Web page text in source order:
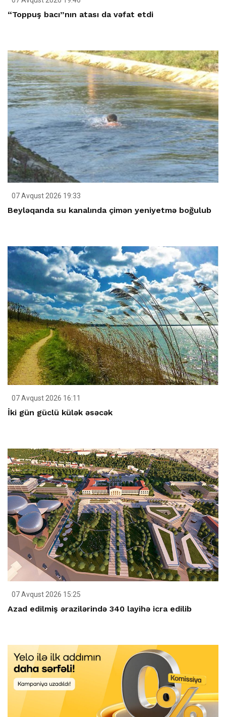
“Toppuş bacı”nın atası da vəfat etdi
07 Avqust 2026 19:33
Beyləqanda su kanalında çimən yeniyetmə boğulub
07 Avqust 2026 16:11
İki gün güclü külək əsəcək
07 Avqust 2026 15:25
Azad edilmiş ərazilərində 340 layihə icra edilib